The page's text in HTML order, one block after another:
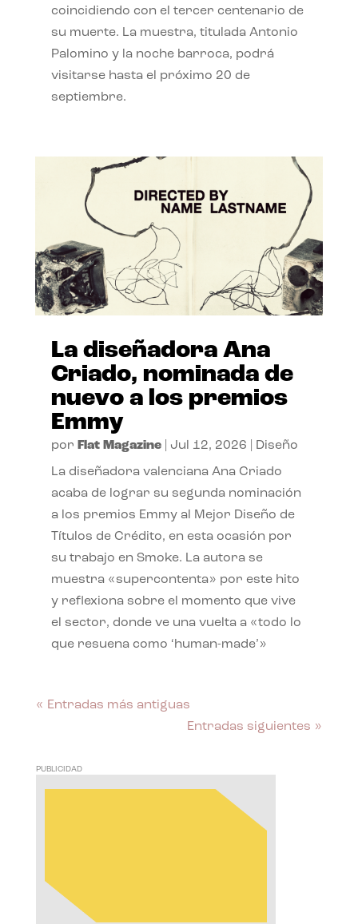
coincidiendo con el tercer centenario de
su muerte. La muestra, titulada Antonio
Palomino y la noche barroca, podrá
visitarse hasta el próximo 20 de
septiembre.
La diseñadora Ana
Criado, nominada de
nuevo a los premios
Emmy
por Flat Magazine| Jul 12, 2026 Diseño
La diseñadora valenciana Ana Criado
acaba de lograr su segunda nominación
a los premios Emmy al Mejor Diseño de
Títulos de Crédito, en esta ocasión por
su trabajo en Smoke. La autora se
muestra «supercontenta» por este hito
y reflexiona sobre el momento que vive
el sector, donde ve una vuelta a «todo lo
que resuena como ‘human-made’»
« Entradas más antiguas
Entradas siguientes »
PUBLICIDAD